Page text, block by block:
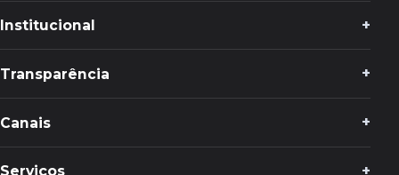
Institucional
Transparência
Canais
Serviços